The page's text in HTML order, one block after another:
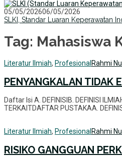
05/05/202606/05/2026
SLKI, Standar Luaran Keperawatan
Tag: Mahasiswa
Literatur Ilmiah, Profesional Rahmi
PENYANGKALAN TIDAK
Daftar Isi A. DEFINISIB. DEFINISI
TERKAITDAFTAR PUSTAKAA.
Literatur Ilmiah, Profesional Rahmi
RISIKO GANGGUAN